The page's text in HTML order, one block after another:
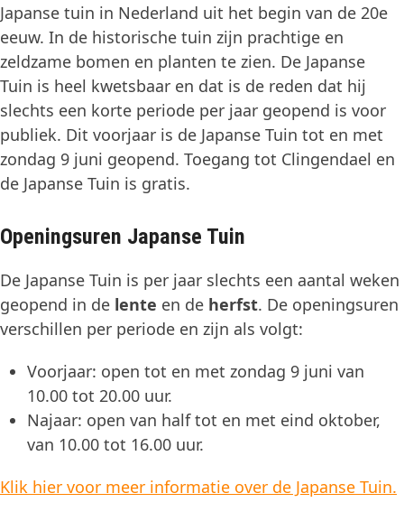
Japanse tuin in Nederland uit het begin van de 20e
eeuw. In de historische tuin zijn prachtige en
zeldzame bomen en planten te zien. De Japanse
Tuin is heel kwetsbaar en dat is de reden dat hij
slechts een korte periode per jaar geopend is voor
publiek. Dit voorjaar is de Japanse Tuin tot en met
zondag 9 juni geopend. Toegang tot Clingendael en
de Japanse Tuin is gratis.
Openingsuren Japanse Tuin
De Japanse Tuin is per jaar slechts een aantal weken
geopend in de lente en de herfst. De openingsuren
verschillen per periode en zijn als volgt:
Voorjaar: open tot en met zondag 9 juni van
10.00 tot 20.00 uur.
Najaar: open van half tot en met eind oktober,
van 10.00 tot 16.00 uur.
Klik hier voor meer informatie over de Japanse Tuin.